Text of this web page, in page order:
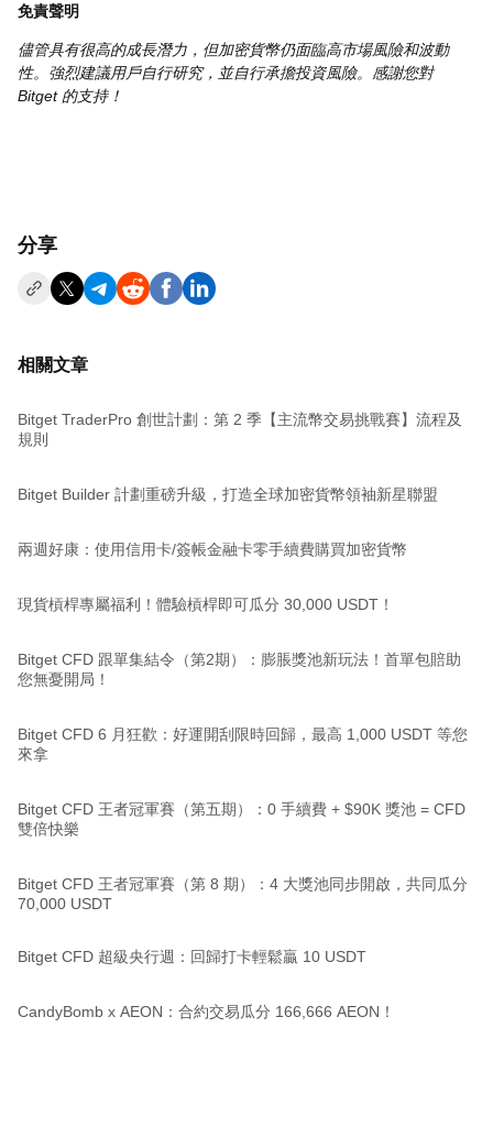
免責聲明
儘管具有很高的成長潛力，但加密貨幣仍面臨高市場風險和波動
性。強烈建議用戶自行研究，並自行承擔投資風險。感謝您對
Bitget 的支持！
分享
相關文章
Bitget TraderPro 創世計劃：第 2 季【主流幣交易挑戰賽】流程及
規則
Bitget Builder 計劃重磅升級，打造全球加密貨幣領袖新星聯盟
兩週好康：使用信用卡/簽帳金融卡零手續費購買加密貨幣
現貨槓桿專屬福利！體驗槓桿即可瓜分 30,000 USDT！
Bitget CFD 跟單集結令（第2期）：膨脹獎池新玩法！首單包賠助
您無憂開局！
Bitget CFD 6 月狂歡：好運開刮限時回歸，最高 1,000 USDT 等您
來拿
Bitget CFD 王者冠軍賽（第五期）：0 手續費 + $90K 獎池 = CFD
雙倍快樂
Bitget CFD 王者冠軍賽（第 8 期）：4 大獎池同步開啟，共同瓜分
70,000 USDT
Bitget CFD 超級央行週：回歸打卡輕鬆贏 10 USDT
CandyBomb x AEON：合約交易瓜分 166,666 AEON！